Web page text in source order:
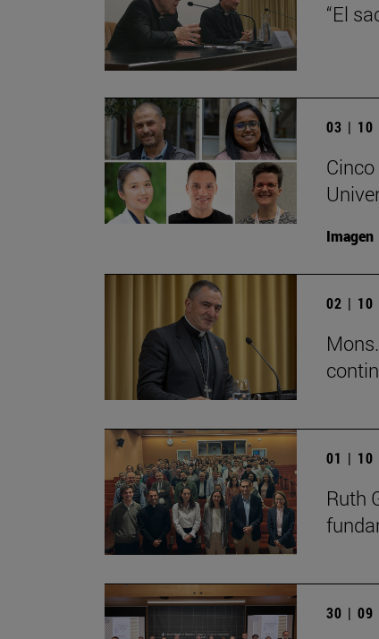
“El
03 | 10
Imagen
02 | 10
01 | 10
Ruth
30 | 09